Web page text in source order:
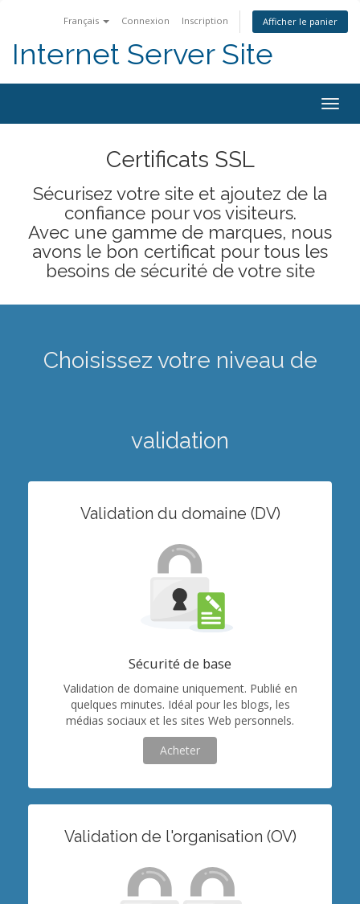
Français Connexion Inscription Afficher le panier
Internet Server Site
Certificats SSL
Sécurisez votre site et ajoutez de la
confiance pour vos visiteurs.
Avec une gamme de marques, nous
avons le bon certificat pour tous les
besoins de sécurité de votre site
Choisissez votre niveau de
validation
Validation du domaine (DV)
Sécurité de base
Validation de domaine uniquement. Publié en
quelques minutes. Idéal pour les blogs, les
médias sociaux et les sites Web personnels.
Acheter
Validation de l'organisation (OV)